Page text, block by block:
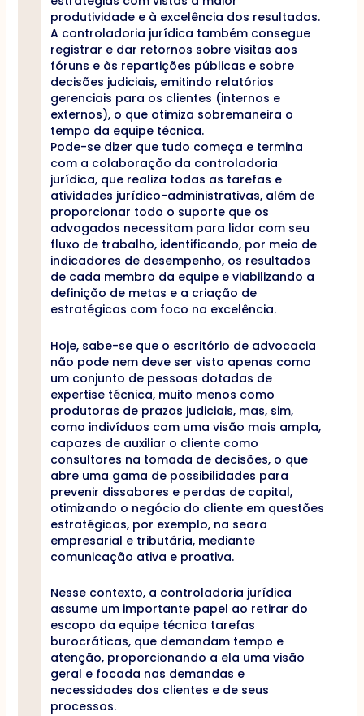
produtividade e à excelência dos resultados.
A controladoria jurídica também consegue
registrar e dar retornos sobre visitas aos
fóruns e às repartições públicas e sobre
decisões judiciais, emitindo relatórios
gerenciais para os clientes (internos e
externos), o que otimiza sobremaneira o
tempo da equipe técnica.
Pode-se dizer que tudo começa e termina
com a colaboração da controladoria
jurídica, que realiza todas as tarefas e
atividades jurídico-administrativas, além de
proporcionar todo o suporte que os
advogados necessitam para lidar com seu
fluxo de trabalho, identificando, por meio de
indicadores de desempenho, os resultados
de cada membro da equipe e viabilizando a
definição de metas e a criação de
estratégicas com foco na excelência.
Hoje, sabe-se que o escritório de advocacia
não pode nem deve ser visto apenas como
um conjunto de pessoas dotadas de
expertise técnica, muito menos como
produtoras de prazos judiciais, mas, sim,
como indivíduos com uma visão mais ampla,
capazes de auxiliar o cliente como
consultores na tomada de decisões, o que
abre uma gama de possibilidades para
prevenir dissabores e perdas de capital,
otimizando o negócio do cliente em questões
estratégicas, por exemplo, na seara
empresarial e tributária, mediante
comunicação ativa e proativa.
Nesse contexto, a controladoria jurídica
assume um importante papel ao retirar do
escopo da equipe técnica tarefas
burocráticas, que demandam tempo e
atenção, proporcionando a ela uma visão
geral e focada nas demandas e
necessidades dos clientes e de seus
processos.